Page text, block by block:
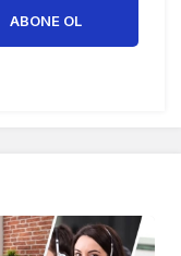
ABONE OL